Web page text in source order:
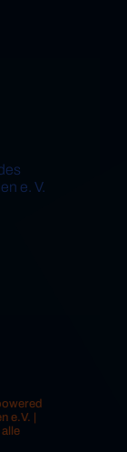
e. V.
e.V. |